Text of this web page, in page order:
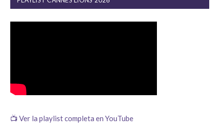
📺 Ver la playlist completa en YouTube